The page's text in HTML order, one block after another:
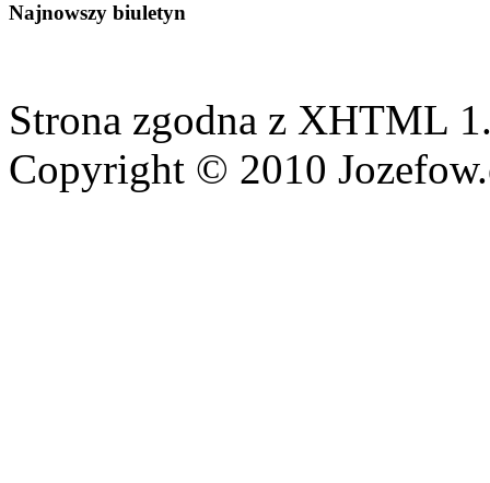
Najnowszy biuletyn
Strona zgodna z XHTML
Copyright © 2010